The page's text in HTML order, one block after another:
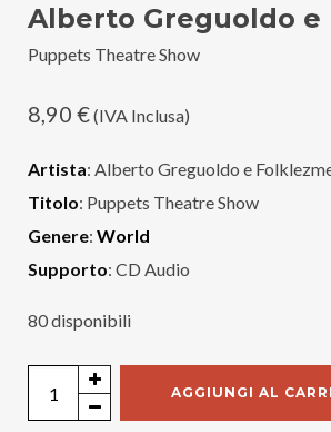
Alberto Greguoldo e
Puppets Theatre Show
8,90€(IVA Inclusa)
Artista: Alberto Greguoldo e
Titolo: Puppets Theatre Show
Genere:World
Supporto: CD Audio
80 disponibili
Greguoldo
AGGIUNGI AL